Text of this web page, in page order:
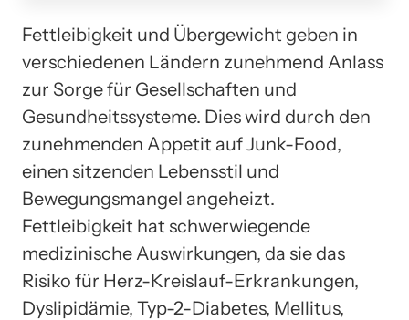
Fettleibigkeit und Übergewicht geben in
verschiedenen Ländern zunehmend Anlass
zur Sorge für Gesellschaften und
Gesundheitssysteme. Dies wird durch den
zunehmenden Appetit auf Junk-Food,
einen sitzenden Lebensstil und
Bewegungsmangel angeheizt.
Fettleibigkeit hat schwerwiegende
medizinische Auswirkungen, da sie das
Risiko für Herz-Kreislauf-Erkrankungen,
Dyslipidämie, Typ-2-Diabetes, Mellitus,